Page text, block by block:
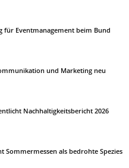
für Eventmanagement beim Bund
und Marketing neu
Nachhaltigkeitsbericht 2026
Sommermessen als bedrohte Spezies